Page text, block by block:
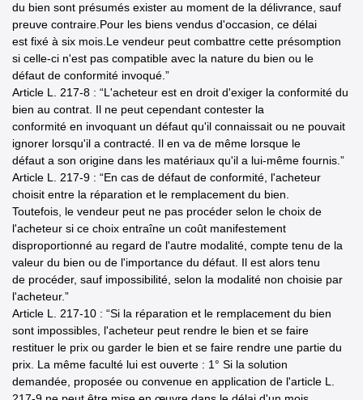
du bien sont présumés exister au moment de la délivrance, sauf
preuve contraire.Pour les biens vendus d'occasion, ce délai
est fixé à six mois.Le vendeur peut combattre cette présomption
si celle-ci n'est pas compatible avec la nature du bien ou le
défaut de conformité invoqué.”
Article L. 217-8 : “L'acheteur est en droit d'exiger la conformité du
bien au contrat. Il ne peut cependant contester la
conformité en invoquant un défaut qu'il connaissait ou ne pouvait
ignorer lorsqu'il a contracté. Il en va de même lorsque le
défaut a son origine dans les matériaux qu'il a lui-même fournis.”
Article L. 217-9 : “En cas de défaut de conformité, l'acheteur
choisit entre la réparation et le remplacement du bien.
Toutefois, le vendeur peut ne pas procéder selon le choix de
l'acheteur si ce choix entraîne un coût manifestement
disproportionné au regard de l'autre modalité, compte tenu de la
valeur du bien ou de l'importance du défaut. Il est alors tenu
de procéder, sauf impossibilité, selon la modalité non choisie par
l'acheteur.”
Article L. 217-10 : “Si la réparation et le remplacement du bien
sont impossibles, l'acheteur peut rendre le bien et se faire
restituer le prix ou garder le bien et se faire rendre une partie du
prix. La même faculté lui est ouverte : 1° Si la solution
demandée, proposée ou convenue en application de l'article L.